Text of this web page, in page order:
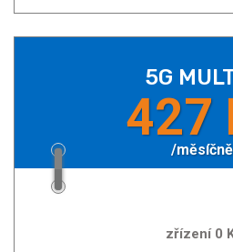
5G
427
/měsíčně
zřízení 0